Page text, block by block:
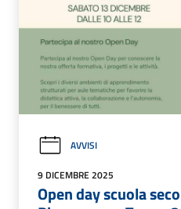
AVVISI
9 DICEMBRE 2025
Open day scuola